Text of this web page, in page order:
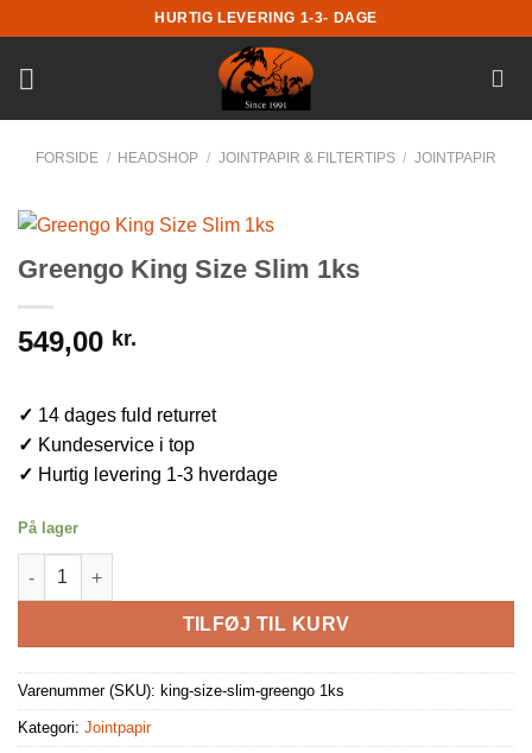
til
indhold
HURTIG LEVERING 1-3- DAGE
FORSIDE / HEADSHOP / JOINTPAPIR & FILTERTIPS / JOINTPAPIR
Greengo King Size Slim 1ks
549,00 kr.
✓ 14 dages fuld returret
✓ Kundeservice i top
✓ Hurtig levering 1-3 hverdage
På lager
Greengo King Size Slim 1ks antal
TILFØJ TIL KURV
Varenummer (SKU): king-size-slim-greengo 1ks
Kategori: Jointpapir